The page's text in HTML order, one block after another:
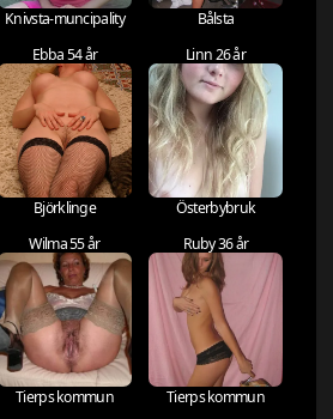
Knivsta-muncipality
Bålsta
Ebba 54 år
Björklinge
Linn 26 år
Österbybruk
Wilma 55 år
Tierps kommun
Ruby 36 år
Tierps kommun